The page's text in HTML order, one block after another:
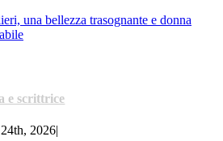
una bellezza trasognante e donna
e scrittrice
2026|